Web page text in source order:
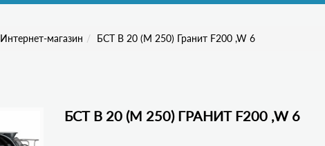
Интернет-магазин БСТ В 20 (М 250) Гранит F200 ,W 6
БСТ В 20 (М 250) ГРАНИТ F200 ,W 6